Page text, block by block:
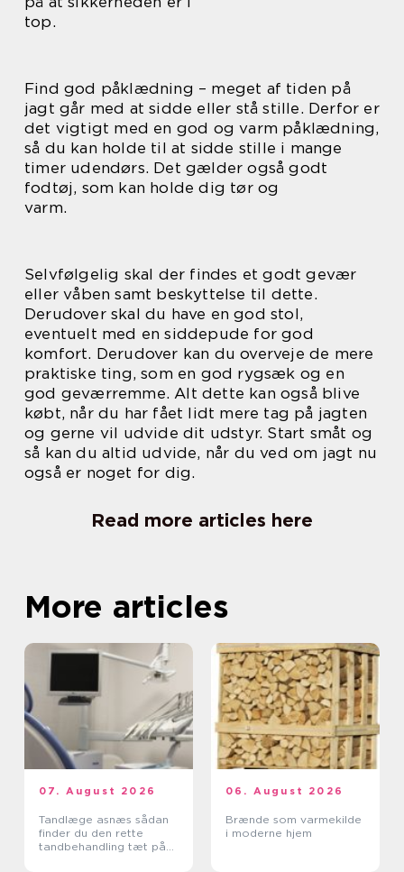
top.
Find god påklædning – meget af tiden på
jagt går med at sidde eller stå stille. Derfor er
det vigtigt med en god og varm påklædning,
så du kan holde til at sidde stille i mange
timer udendørs. Det gælder også godt
fodtøj, som kan holde dig tør og
varm.
Selvfølgelig skal der findes et godt gevær
eller våben samt beskyttelse til dette.
Derudover skal du have en god stol,
eventuelt med en siddepude for god
komfort. Derudover kan du overveje de mere
praktiske ting, som en god rygsæk og en
god geværremme. Alt dette kan også blive
købt, når du har fået lidt mere tag på jagten
og gerne vil udvide dit udstyr. Start småt og
så kan du altid udvide, når du ved om jagt nu
også er noget for dig.
Read more articles here
More articles
07. August 2026
Tandlæge asnæs sådan
finder du den rette
tandbehandling tæt på
06. August 2026
Brænde som varmekilde
i moderne hjem